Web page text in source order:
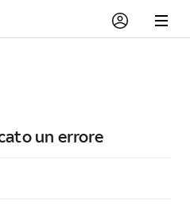
un errore